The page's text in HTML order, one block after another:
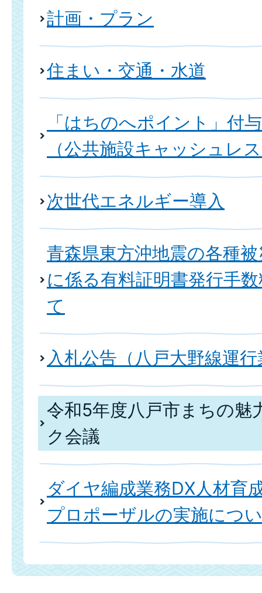
計画・プラン
住まい・交通・水道
「はちのへポイント」付
（公共施設キャッシュレ
次世代エネルギー導入
青森県東方沖地震の各種
に係る有料証明書発行手
て
入札公告（八戸大野線運
令和5年度八戸市まちの魅
ク会議
ダイヤ編成業務DX人材育
プロポーザルの実施につ